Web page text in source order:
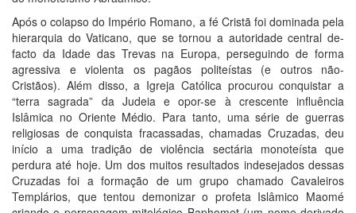
Após o colapso do Império Romano, a fé Cristã foi dominada pela
hierarquia do Vaticano, que se tornou a autoridade central de-
facto da Idade das Trevas na Europa, perseguindo de forma
agressiva e violenta os pagãos politeístas (e outros não-
Cristãos). Além disso, a Igreja Católica procurou conquistar a
“terra sagrada” da Judeia e opor-se à crescente influência
Islâmica no Oriente Médio. Para tanto, uma série de guerras
religiosas de conquista fracassadas, chamadas Cruzadas, deu
início a uma tradição de violência sectária monoteísta que
perdura até hoje. Um dos muitos resultados indesejados dessas
Cruzadas foi a formação de um grupo chamado Cavaleiros
Templários, que tentou demonizar o profeta Islâmico Maomé